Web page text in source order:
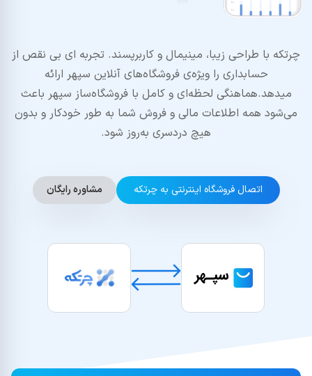
چرتکه با طراحی زیبا، مینیمال و کاربرپسند. تجربه ای بی نقص از
حسابداری را ویژه‌ی فروشگاه‌های آنلاین سپهر ارائه
میدهد.هماهنگی لحظه‌ای و کامل با فروشگاه‌ساز سپهر باعث
می‌شود همه اطلاعات مالی و فروش شما به طور خودکار و بدون
هیچ دردسری به‌روز شود.
اتصال فروشگاه اینترنتی به چرتکه مشاوره رایگان